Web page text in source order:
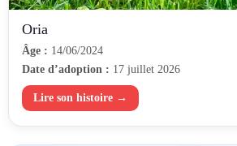
Oria
Âge : 14/06/2024
Date d’adoption : 17 juillet 2026
Lire son histoire →